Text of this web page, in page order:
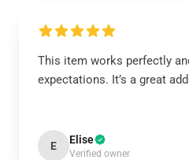
This item works perfectly
expectations. It’s a great
E Elise
Verified owner